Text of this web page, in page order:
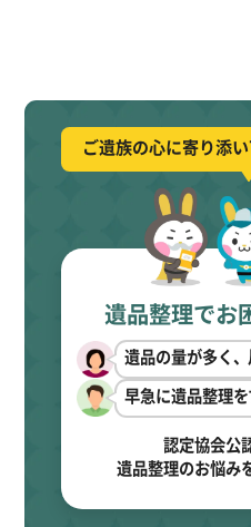
ご遺族の心に寄り添
遺品整理でお
遺品の量が多く
早急に遺品整理
認定協会公
遺品整理のお悩み